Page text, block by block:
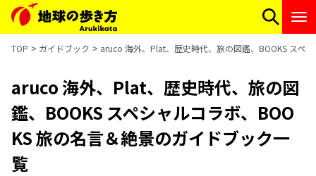
TOP ガイドブック aruco 海外、Plat、歴史時代、旅の図鑑、BOOKS スペ
aruco 海外、Plat、歴史時代、旅の図
鑑、BOOKS スペシャルコラボ、BOO
KS 旅の名言＆絶景のガイドブック一
覧